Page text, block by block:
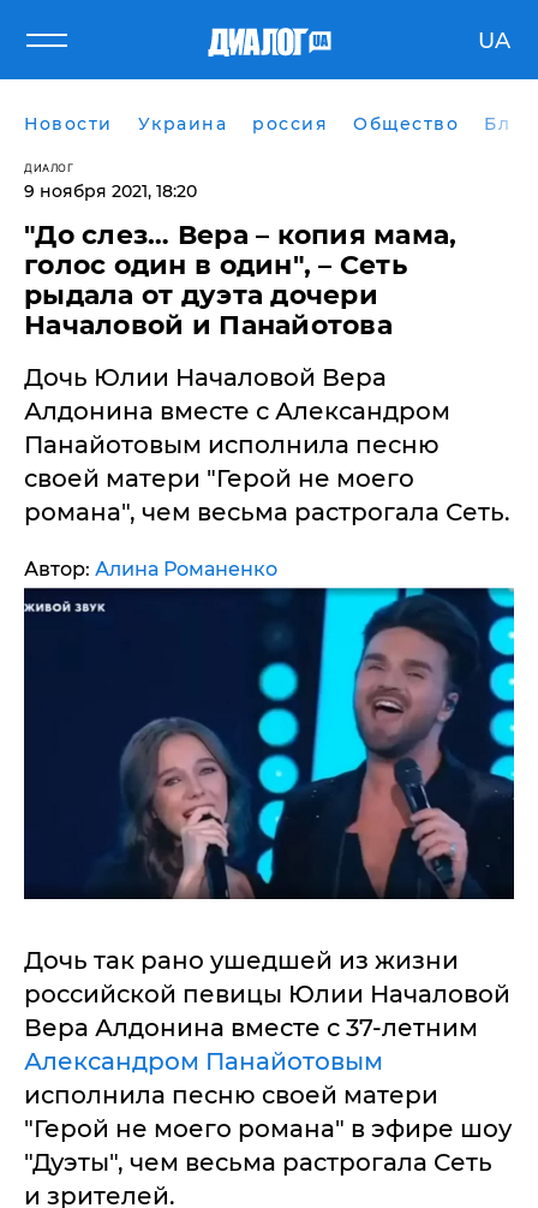
UA
Новости Украина россия Общество
ДИАЛОГ
9 ноября 2021, 18:20
"До слез… Вера – копия мама,
голос один в один", – Сеть
рыдала от дуэта дочери
Началовой и Панайотова
Дочь Юлии Началовой Вера
Алдонина вместе с Александром
Панайотовым исполнила песню
своей матери "Герой не моего
романа", чем весьма растрогала Сеть.
Автор: Алина Романенко
Дочь так рано ушедшей из жизни
российской певицы Юлии Началовой
Вера Алдонина вместе с 37-летним
Александром Панайотовым
исполнила песню своей матери
"Герой не моего романа" в эфире шоу
"Дуэты", чем весьма растрогала Сеть
и зрителей.